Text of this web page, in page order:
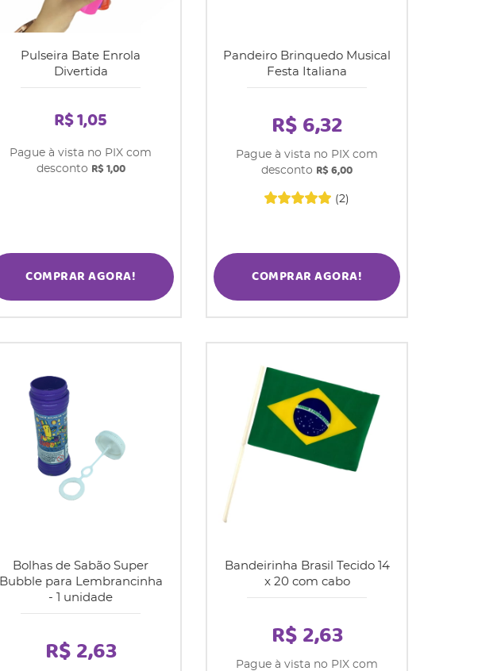
Pulseira Bate Enrola
Divertida
R$ 1,05
Pague à vista no PIX com
desconto R$ 1,00
COMPRAR AGORA!
Pandeiro Brinquedo Musical
Festa Italiana
(2)
R$ 6,32
Pague à vista no PIX com
desconto R$ 6,00
COMPRAR AGORA!
Bolhas de Sabão Super
Bubble para Lembrancinha
- 1 unidade
R$ 2,63
Bandeirinha Brasil Tecido 14
x 20 com cabo
R$ 2,63
Pague à vista no PIX com